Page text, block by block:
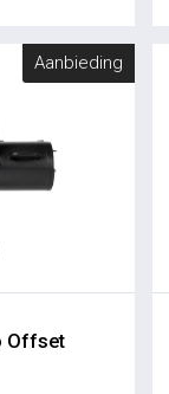
Aanbieding
Offset